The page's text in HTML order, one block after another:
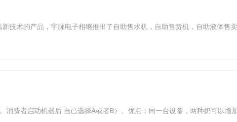
技术的产品，宇脉电子相继推出了自助售水机，自助售货机，自助液体售
消费者启动机器后 自己选择A或者B）。优点：同一台设备，两种奶可以增